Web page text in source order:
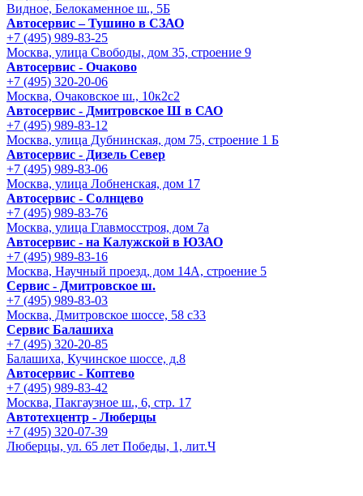
Видное, Белокаменное ш., 5Б
Автосервис – Тушино в СЗАО
+7 (495) 989-83-25
Москва, улица Свободы, дом 35, строение 9
Автосервис - Очаково
+7 (495) 320-20-06
Москва, Очаковское ш., 10к2с2
Автосервис - Дмитровское Ш в САО
+7 (495) 989-83-12
Москва, улица Дубнинская, дом 75, строение 1 Б
Автосервис - Дизель Север
+7 (495) 989-83-06
Москва, улица Лобненская, дом 17
Автосервис - Солнцево
+7 (495) 989-83-76
Москва, улица Главмосстроя, дом 7а
Автосервис - на Калужской в ЮЗАО
+7 (495) 989-83-16
Москва, Научный проезд, дом 14А, строение 5
Сервис - Дмитровское ш.
+7 (495) 989-83-03
Москва, Дмитровское шоссе, 58 с33
Сервис Балашиха
+7 (495) 320-20-85
Балашиха, Кучинское шоссе, д.8
Автосервис - Коптево
+7 (495) 989-83-42
Москва, Пакгаузное ш., 6, стр. 17
Автотехцентр - Люберцы
+7 (495) 320-07-39
Люберцы, ул. 65 лет Победы, 1, лит.Ч